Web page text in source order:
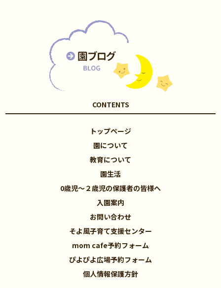
CONTENTS
トップページ
園について
教育について
園生活
0歳児～２歳児の保護者の皆様へ
入園案内
お問い合わせ
そよ風子育て支援センター
mom cafe予約フォーム
ぴよぴよ広場予約フォーム
個人情報保護方針